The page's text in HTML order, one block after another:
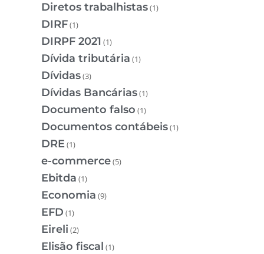
Diretos trabalhistas(1)
DIRF(1)
DIRPF 2021 (1)
Dívida tributária (1)
Dívidas(3)
Dívidas Bancárias(1)
Documento falso (1)
Documentos contábeis(1)
DRE(1)
e-commerce(5)
Ebitda (1)
Economia (9)
EFD (1)
Eireli (2)
Elisão fiscal (1)